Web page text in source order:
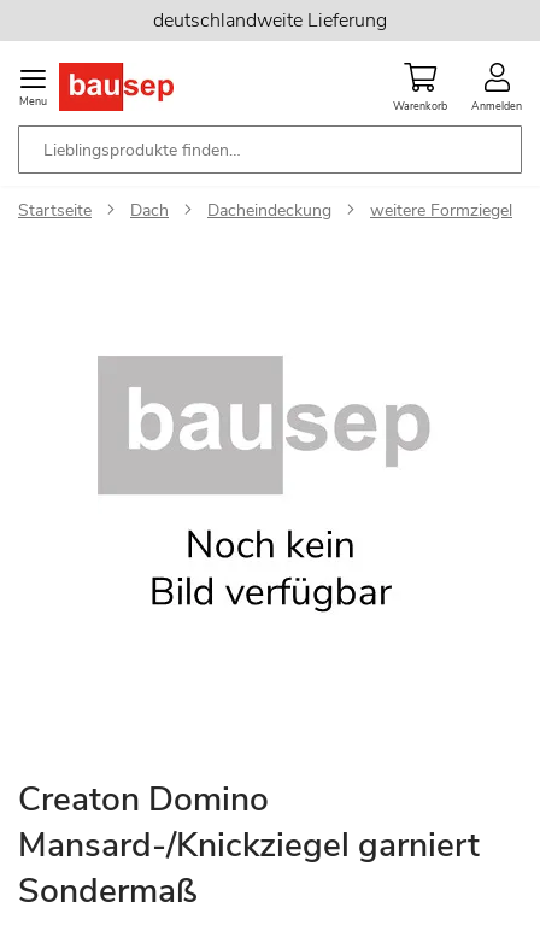
Inhalt
springen
deutschlandweite Lieferung
Menu Warenkorb Anmelden
Startseite Dach Dacheindeckung weitere Formziegel
Zum
Anfang
der
springen
Creaton Domino
Mansard-/Knickziegel garniert
Sondermaß